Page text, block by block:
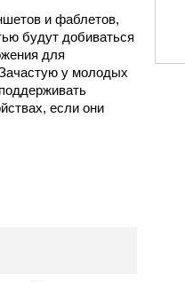
и фаблетов,
будут добиваться
для
у молодых
если они